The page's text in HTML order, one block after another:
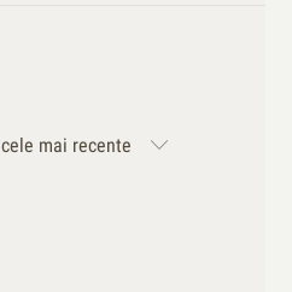
mai recente